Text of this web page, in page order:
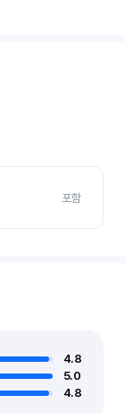
포함
4.8
5.0
4.8